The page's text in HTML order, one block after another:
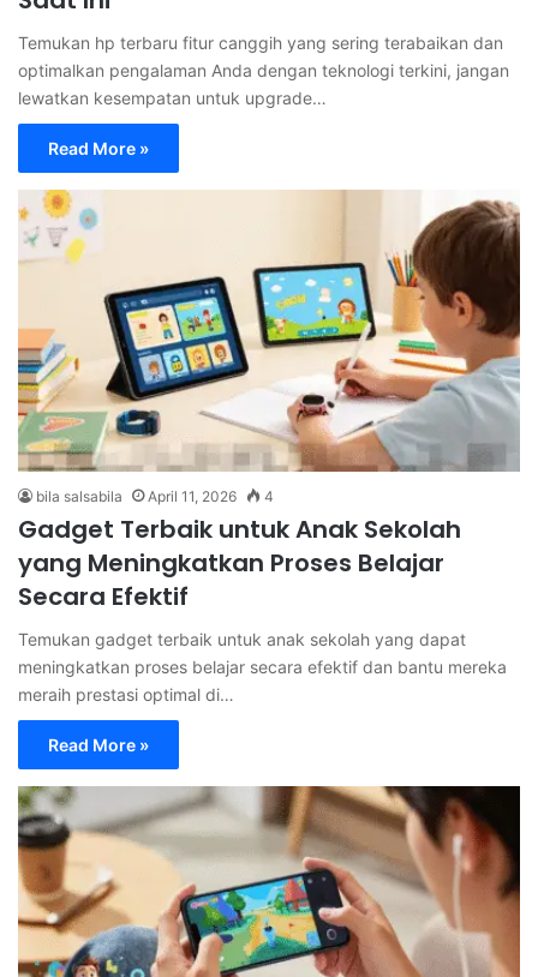
Temukan hp terbaru fitur canggih yang sering terabaikan dan
optimalkan pengalaman Anda dengan teknologi terkini, jangan
lewatkan kesempatan untuk upgrade…
Read More »
bila salsabila April 11, 2026 4
Gadget Terbaik untuk Anak Sekolah
yang Meningkatkan Proses Belajar
Secara Efektif
Temukan gadget terbaik untuk anak sekolah yang dapat
meningkatkan proses belajar secara efektif dan bantu mereka
meraih prestasi optimal di…
Read More »